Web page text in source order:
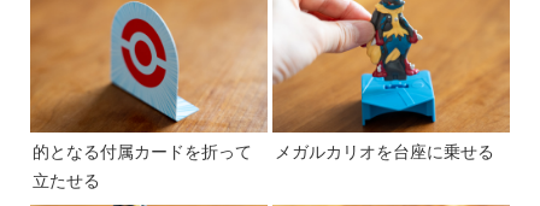
的となる付属カードを折って
立たせる
メガルカリオを台座に乗せる